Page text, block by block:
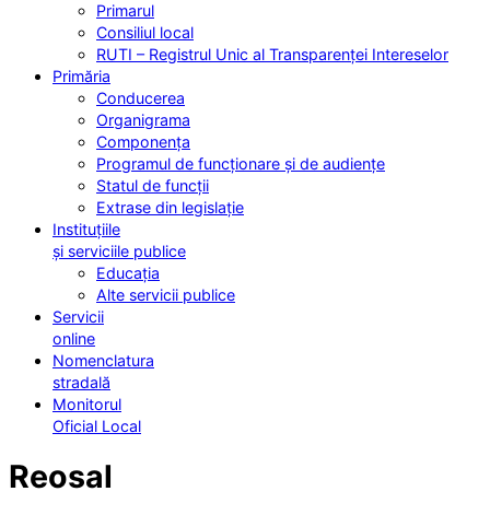
Primarul
Consiliul local
RUTI – Registrul Unic al Transparenței Intereselor
Primăria
Conducerea
Organigrama
Componența
Programul de funcționare și de audiențe
Statul de funcții
Extrase din legislație
Instituțiile
și serviciile publice
Educația
Alte servicii publice
Servicii
online
Nomenclatura
stradală
Monitorul
Oficial Local
Reosal